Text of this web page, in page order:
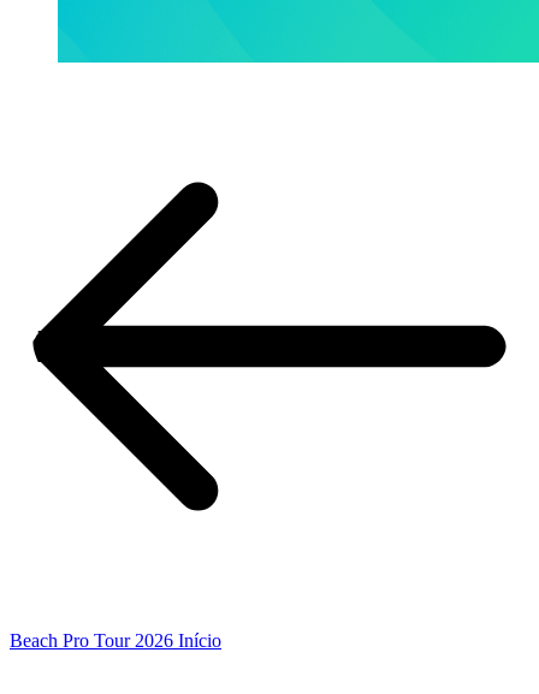
Beach Pro Tour 2026 Início